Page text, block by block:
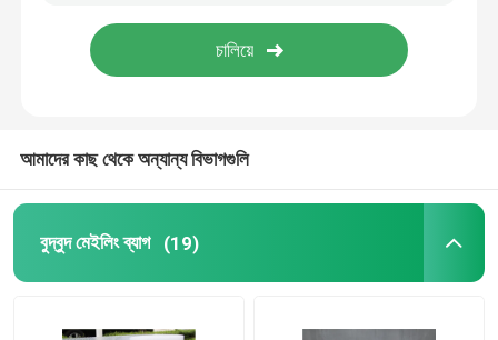
নাইলন ভ্যাকুয়াম ব্যাগ
অ্যালুমিনিয়াম ফয়েল ব্যাগ
মুদ্রিত কাগজের বাক্স
আমাদের কাছ থেকে অন্যান্য বিভাগগুলি
বুদ্বুদ মেইলিং ব্যাগ (19)